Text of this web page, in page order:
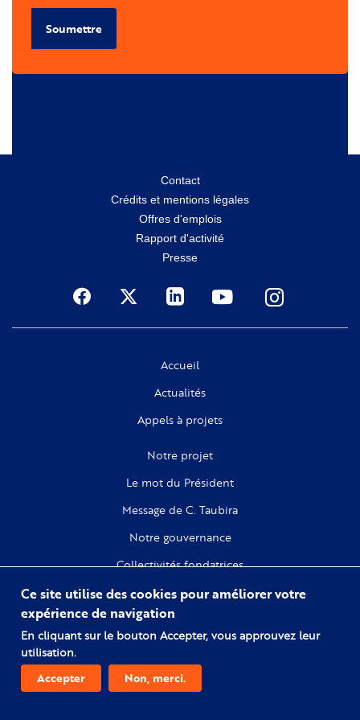
Soumettre
Contact
Crédits et mentions légales
Offres d'emplois
Rapport d'activité
Presse
Social
Accueil
Actualités
Appels à projets
Notre projet
Le mot du Président
Message de C. Taubira
Notre gouvernance
Collectivités fondatrices
Recherche
Citoyenneté
Comprendre l'esclavage
Ce site utilise des cookies pour améliorer votre
expérience de navigation
En cliquant sur le bouton Accepter, vous approuvez leur
utilisation.
Accepter Non, merci.